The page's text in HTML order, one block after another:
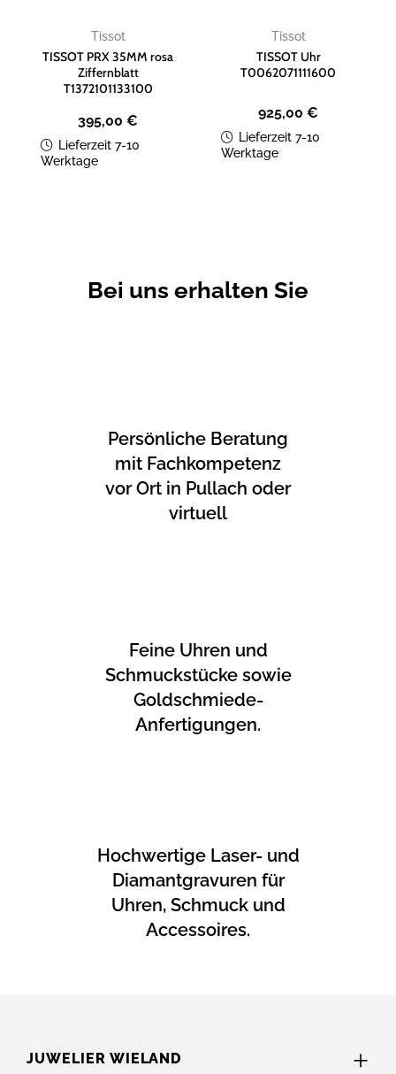
Tissot
TISSOT PRX 35MM rosa
Ziffernblatt
T1372101133100
395,00 €
Lieferzeit 7-10
Werktage
Tissot
TISSOT Uhr
T0062071111600
925,00 €
Lieferzeit 7-10
Werktage
Bei uns erhalten Sie
Persönliche Beratung
mit Fachkompetenz
vor Ort in Pullach oder
virtuell
Feine Uhren und
Schmuckstücke sowie
Goldschmiede-
Anfertigungen.
Hochwertige Laser- und
Diamantgravuren für
Uhren, Schmuck und
Accessoires.
JUWELIER WIELAND